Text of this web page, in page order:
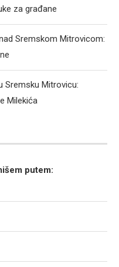
za građane
Sremskom Mitrovicom:
Sremsku Mitrovicu:
Milekića
putem: